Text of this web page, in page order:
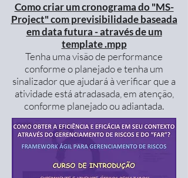
Como criar um cronograma do "MS-
Project" com previsibilidade baseada
em data futura - através de um
template .mpp
Tenha uma visão de performance
conforme o planejado e tenha um
sinalizador que ajudará à verificar que a
atividade está atradasada, em atenção,
conforme planejado ou adiantada.